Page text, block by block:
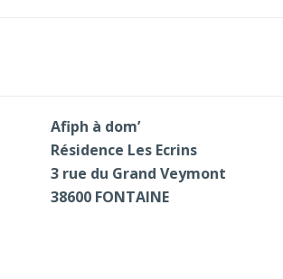
Afiph à dom’
Résidence Les Ecrins
3 rue du Grand Veymont
38600 FONTAINE